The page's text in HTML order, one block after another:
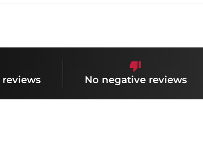
No negative reviews